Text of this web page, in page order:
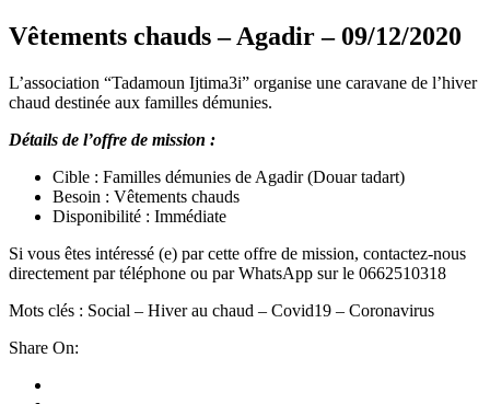
Vêtements chauds – Agadir – 09/12/2020
L’association “Tadamoun Ijtima3i” organise une caravane de l’hiver
chaud destinée aux familles démunies.
Détails de l’offre de mission :
Cible : Familles démunies de Agadir (Douar tadart)
Besoin : Vêtements chauds
Disponibilité : Immédiate
Si vous êtes intéressé (e) par cette offre de mission, contactez-nous
directement par téléphone ou par WhatsApp sur le 0662510318
Mots clés : Social – Hiver au chaud – Covid19 – Coronavirus
Share On: